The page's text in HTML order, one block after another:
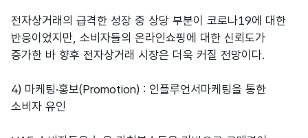
전자상거래의 급격한 성장 중 상당 부분이 코로나19에 대한
반응이었지만, 소비자들의 온라인쇼핑에 대한 신뢰도가
증가한 바 향후 전자상거래 시장은 더욱 커질 전망이다.
4) 마케팅·홍보(Promotion) : 인플루언서마케팅을 통한
소비자 유인